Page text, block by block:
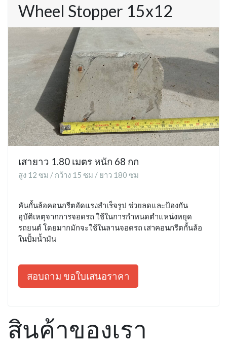
Wheel Stopper 15x12
เสายาว 1.80 เมตร หนัก 68 กก
สูง 12 ซม / กว้าง 15 ซม / ยาว 180 ซม
คันกั้นล้อคอนกรีตอัดแรงสำเร็จรูป ช่วยลดและป้องกัน
อุบัติเหตุจากการจอดรถ ใช้ในการกำหนดตำแหน่งหยุด
รถยนต์ โดยมากมักจะใช้ในลานจอดรถ เสาคอนกรีตกั้นล้อ
ในปั้มน้ำมัน
สอบถาม ขอใบเสนอราคา
สินค้าของเรา